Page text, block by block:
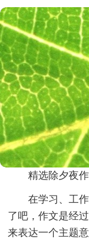
精选除夕夜
在学习、工
了吧，作文是经
来表达一个主题